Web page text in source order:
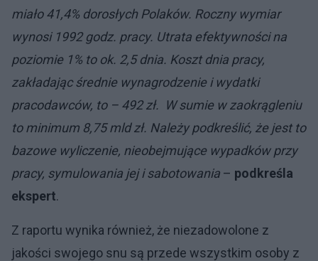
miało 41,4% dorosłych Polaków. Roczny wymiar
wynosi 1992 godz. pracy. Utrata efektywności na
poziomie 1% to ok. 2,5 dnia. Koszt dnia pracy,
zakładając średnie wynagrodzenie i wydatki
pracodawców, to – 492 zł. W sumie w zaokrągleniu
to minimum 8,75 mld zł. Należy podkreślić, że jest to
bazowe wyliczenie, nieobejmujące wypadków przy
pracy, symulowania jej i sabotowania – podkreśla
ekspert.
Z raportu wynika również, że niezadowolone z
jakości swojego snu są przede wszystkim osoby z